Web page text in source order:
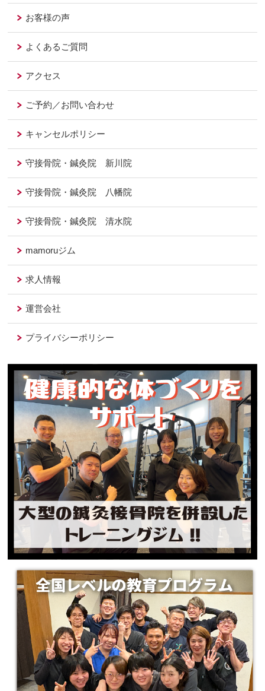
お客様の声
よくあるご質問
アクセス
ご予約／お問い合わせ
キャンセルポリシー
守接骨院・鍼灸院 新川院
守接骨院・鍼灸院 八幡院
守接骨院・鍼灸院 清水院
mamoruジム
求人情報
運営会社
プライバシーポリシー